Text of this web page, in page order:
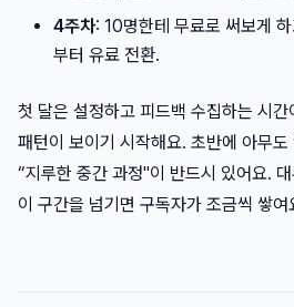
4주차: 10명한테 무료로 써보게
부터 유료 전환.
첫 달은 설정하고 피드백 수집하는 시
패턴이 보이기 시작해요. 초반에 아무
“지루한 중간 과정"이 반드시 있어요.
이 구간을 넘기면 구독자가 조금씩 쌓여